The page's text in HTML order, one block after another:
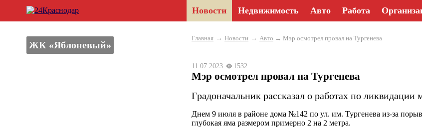
Новости Недвижимость Авто Работа
ЖК «Яблоневый»
Главная → Новости → Авто → Мэр осмотрел провал на Тургенева
11.07.2023 1532
Мэр осмотрел провал на Тургенева
Градоначальник рассказал о работах по
Днем 9 июля в районе дома №142 по ул. им. Тургенева из-за
глубокая яма размером примерно 2 на 2 метра.